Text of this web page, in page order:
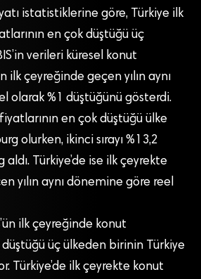
istatistiklerine göre, Türkiye ilk
en çok düştüğü üç
verileri küresel konut
ilk çeyreğinde geçen yılın aynı
olarak %1 düştüğünü gösterdi.
en çok düştüğü ülke
olurken, ikinci sırayı %13,2
aldı. Türkiye’de ise ilk çeyrekte
yılın aynı dönemine göre reel
ilk çeyreğinde konut
düştüğü üç ülkeden birinin Türkiye
Türkiye’de ilk çeyrekte konut